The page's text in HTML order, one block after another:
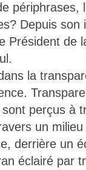
périphrases,
Depuis son
Président de
la
perçus à
un
derrière un
éclairé par